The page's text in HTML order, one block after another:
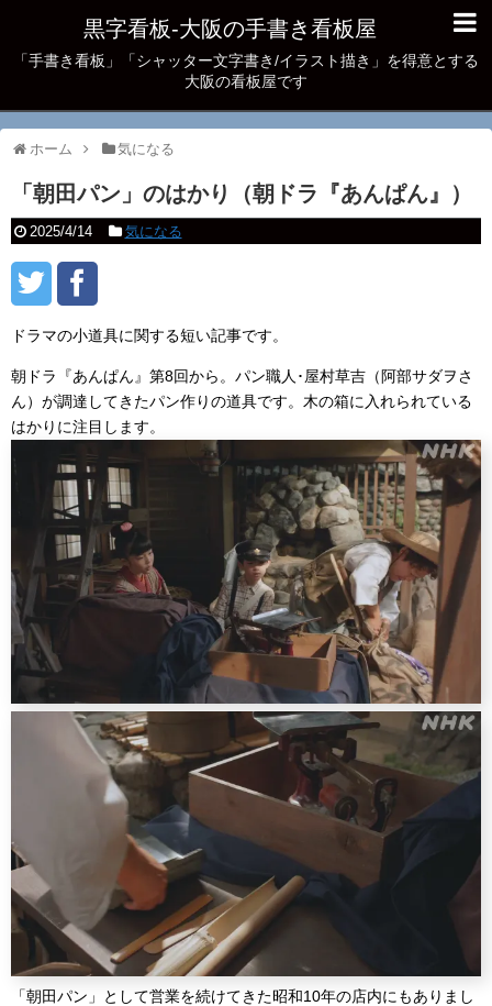
黒字看板‐大阪の手書き看板屋
「手書き看板」「シャッター文字書き/イラスト描き」を得意とする
大阪の看板屋です
ホーム 気になる
「朝田パン」のはかり（朝ドラ『あんぱん』）
2025/4/14 気になる
ドラマの小道具に関する短い記事です。
朝ドラ『あんぱん』第8回から。パン職人･屋村草吉（阿部サダヲさ
ん）が調達してきたパン作りの道具です。木の箱に入れられている
はかりに注目します。
「朝田パン」として営業を続けてきた昭和10年の店内にもありまし